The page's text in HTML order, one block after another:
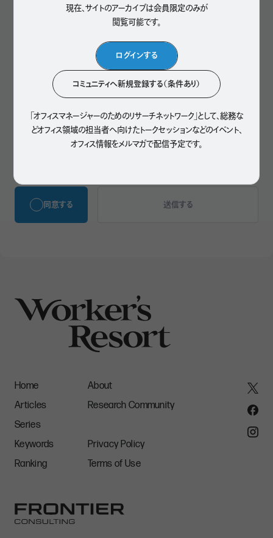
現在、サイトのアーカイブは会員限定のみが
閲覧可能です。
ログインする
コミュニティへ新規登録する（条件あり）
「オフィスマネージャーのためのリサーチネットワーク」として、総務な
どオフィス領域の担当者へ向けたトークセッションなどのイベント、
オフィス情報をメルマガで配信予定です。
個人情報の取り扱いに関しては「プライバシーポリシー」をお読みいただき、同意
のうえお問い合わせください。
このサイトはreCAPTCHAによって保護されており、Googleの
同意する
Home
About
Articles
Research Community
Series
Keywords
Privacy Policy
Ranking
Terms of Use